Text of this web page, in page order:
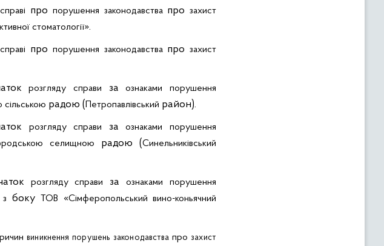
справі про порушення законодавствапрозахист
стоматології».
справі про порушення законодавствапрозахист
розгляду справи заознаками
порушення
сільською радою ( Петропавлівський район).
розгляду справи заознаками
порушення
селищною радою (Синельниківський
розгляду справи заознаками
порушення
з боку ТОВ «Сімферопольський вино-коньячний
виникнення порушень законодавства про захист